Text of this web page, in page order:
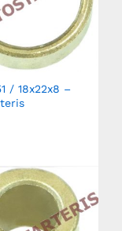
/ 18x22x8 –